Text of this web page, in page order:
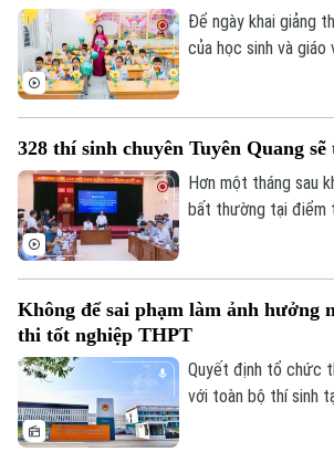
Theo dõi Hà Nội On
vai trò mới.
Để ngày khai giảng
của học sinh và giáo
chất đến sách giáo
học sinh nào bị bỏ lại
328 thí sinh chuyên Tuyên Quang
Hơn một tháng sau
bất thường tại điểm
Không để sai phạm làm ảnh hưởng
thi tốt nghiệp THPT
Quyết định tổ chức
với toàn bộ thí sinh